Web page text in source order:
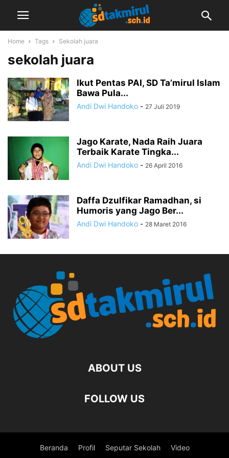
Home Tags Sekolah juara
sekolah juara
Ikut Pentas PAI, SD Ta’mirul Islam
Bawa Pula...
Andi Dwi Handoko - 27 Juli 2019
Jago Karate, Nada Raih Juara
Terbaik Karate Tingka...
Andi Dwi Handoko - 26 April 2016
Daffa Dzulfikar Ramadhan, si
Humoris yang Jago Ber...
Andi Dwi Handoko - 28 Maret 2016
ABOUT US
FOLLOW US
Beranda Profil Seputar Sekolah Video